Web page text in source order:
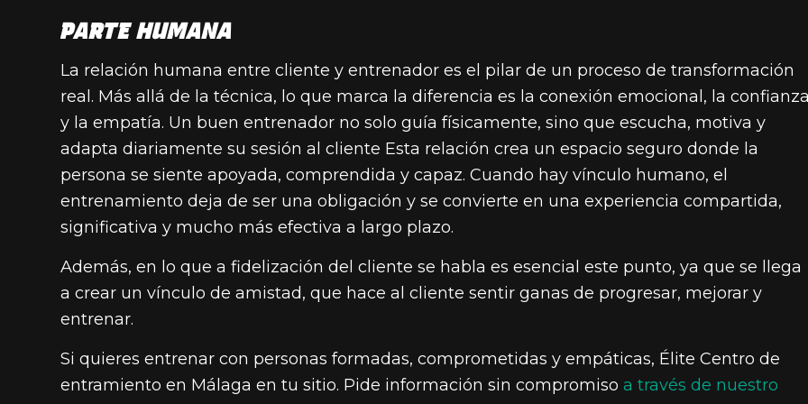
PARTE HUMANA
La relación humana entre cliente y entrenador es el pilar de un proceso de transformación
real. Más allá de la técnica, lo que marca la diferencia es la conexión emocional, la
y la empatía. Un buen entrenador no solo guía físicamente, sino que escucha, motiva y
adapta diariamente su sesión al cliente Esta relación crea un espacio seguro donde la
persona se siente apoyada, comprendida y capaz. Cuando hay vínculo humano, el
entrenamiento deja de ser una obligación y se convierte en una experiencia compartida,
significativa y mucho más efectiva a largo plazo.
Además, en lo que a fidelización del cliente se habla es esencial este punto, ya que se llega
a crear un vínculo de amistad, que hace al cliente sentir ganas de progresar, mejorar y
entrenar.
Si quieres entrenar con personas formadas, comprometidas y empáticas, Élite Centro de
entramiento en Málaga en tu sitio. Pide información sin compromiso a través de nuestro